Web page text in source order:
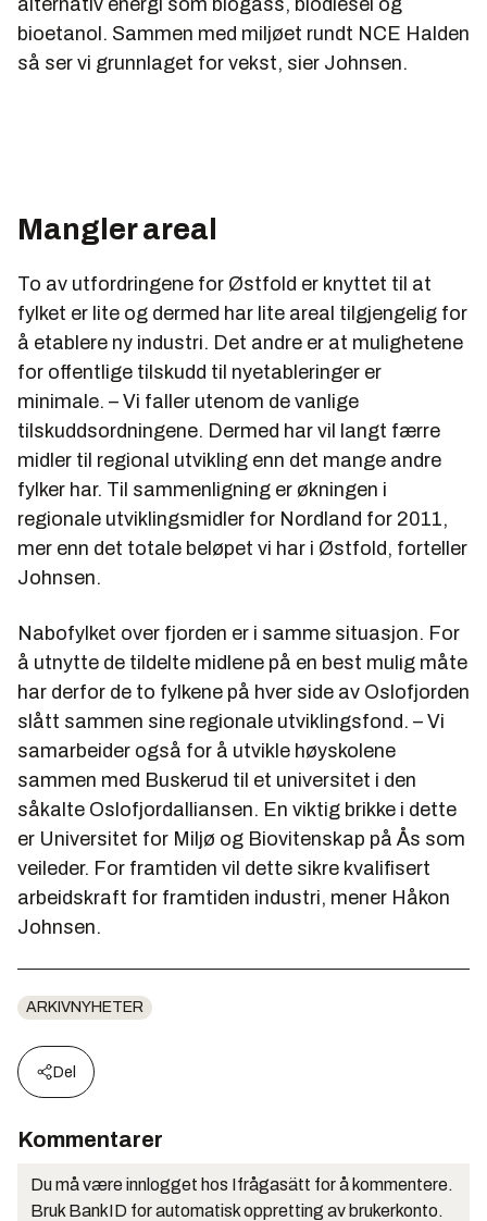
bioetanol. Sammen med miljøet rundt NCE Halden
så ser vi grunnlaget for vekst, sier Johnsen.
Mangler areal
To av utfordringene for Østfold er knyttet til at
fylket er lite og dermed har lite areal tilgjengelig for
å etablere ny industri. Det andre er at mulighetene
for offentlige tilskudd til nyetableringer er
minimale. – Vi faller utenom de vanlige
tilskuddsordningene. Dermed har vil langt færre
midler til regional utvikling enn det mange andre
fylker har. Til sammenligning er økningen i
regionale utviklingsmidler for Nordland for 2011,
mer enn det totale beløpet vi har i Østfold, forteller
Johnsen.
Nabofylket over fjorden er i samme situasjon. For
å utnytte de tildelte midlene på en best mulig måte
har derfor de to fylkene på hver side av Oslofjorden
slått sammen sine regionale utviklingsfond. – Vi
samarbeider også for å utvikle høyskolene
sammen med Buskerud til et universitet i den
såkalte Oslofjordalliansen. En viktig brikke i dette
er Universitet for Miljø og Biovitenskap på Ås som
veileder. For framtiden vil dette sikre kvalifisert
arbeidskraft for framtiden industri, mener Håkon
Johnsen.
ARKIVNYHETER
Del
Kommentarer
Du må være innlogget hos Ifrågasätt for å kommentere.
Bruk BankID for automatisk oppretting av brukerkonto.